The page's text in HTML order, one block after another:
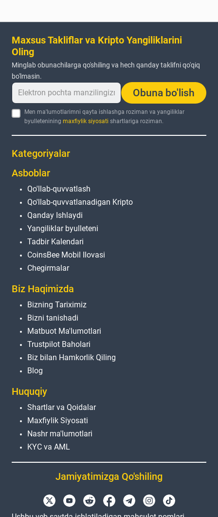
Maxsus Takliflar va Kripto Yangiliklarini
Oling
Minglab obunachilarga qo'shiling va hech qanday taklifni qo'qiq
bo'lmasin.
Obuna bo'lish
Men ma'lumotlarimni qayta ishlashga roziman va yangiliklar
byulleteniningmaxfiylik siyosati shartlariga roziman.
Kategoriyalar
Asboblar
Qo'llab-quvvatlash
Qo'llab-quvvatlanadigan Kripto
Qanday Ishlaydi
Yangiliklar byulleteni
Tadbir Kalendari
CoinsBee Mobil Ilovasi
Chegirmalar
Biz Haqimizda
Bizning Tariximiz
Bizni tanishadi
Matbuot Ma'lumotlari
Trustpilot Baholari
Biz bilan Hamkorlik Qiling
Blog
Huquqiy
Shartlar va Qoidalar
Maxfiylik Siyosati
Nashr ma'lumotlari
KYC va AML
Jamiyatimizga Qo'shiling